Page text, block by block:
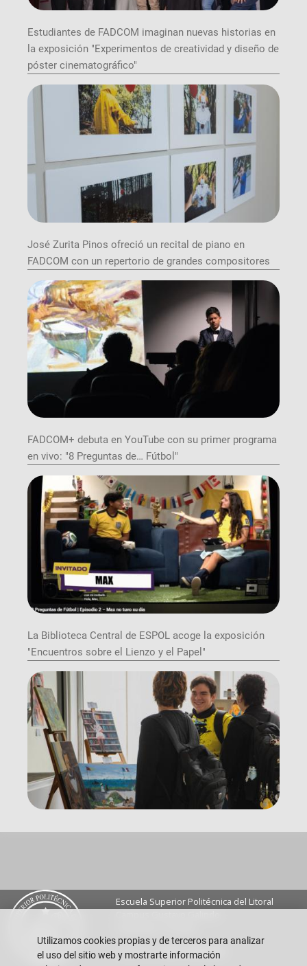
Estudiantes de FADCOM imaginan nuevas historias en
la exposición "Experimentos de creatividad y diseño de
póster cinematográfico"
José Zurita Pinos ofreció un recital de piano en
FADCOM con un repertorio de grandes compositores
FADCOM+ debuta en YouTube con su primer programa
en vivo: "8 Preguntas de… Fútbol"
La Biblioteca Central de ESPOL acoge la exposición
"Encuentros sobre el Lienzo y el Papel"
Utilizamos cookies propias y de terceros para analizar
el uso del sitio web y mostrarte información
Escuela Superior Politécnica del Litoral
Teléfono:+593-4 2269 269